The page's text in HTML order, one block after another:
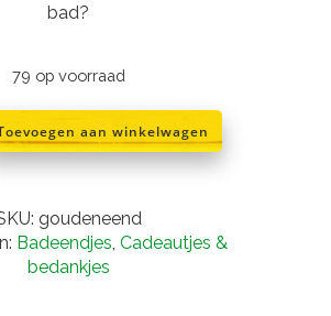
bad?
79 op voorraad
aan winkelwagen
goudeneend
Badeendjes, Cadeautjes &
bedankjes